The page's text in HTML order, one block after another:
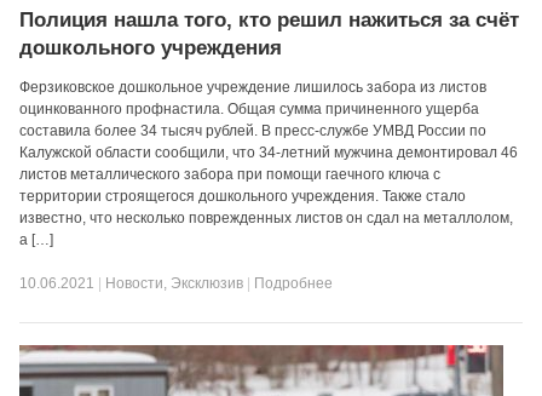
Полиция нашла того, кто решил нажиться за счёт
дошкольного учреждения
Ферзиковское дошкольное учреждение лишилось забора из листов
оцинкованного профнастила. Общая сумма причиненного ущерба
составила более 34 тысяч рублей. В пресс-службе УМВД России по
Калужской области сообщили, что 34-летний мужчина демонтировал 46
листов металлического забора при помощи гаечного ключа с
территории строящегося дошкольного учреждения. Также стало
известно, что несколько поврежденных листов он сдал на металлолом,
а […]
10.06.2021 Новости, Эксклюзив Подробнее